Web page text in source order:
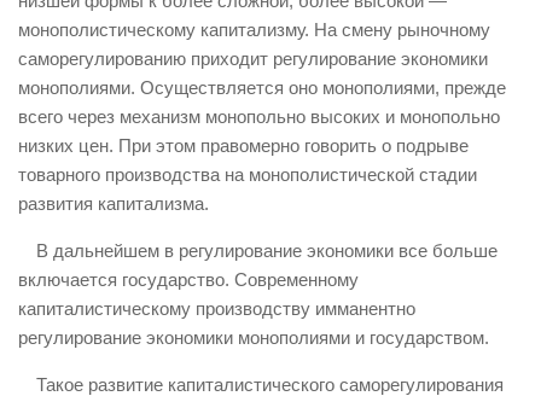
монополистическому капитализму. На смену рыночному
саморегулированию приходит регулирование экономики
монополиями. Осуществляется оно монополиями, прежде
всего через механизм монопольно высоких и монопольно
низких цен. При этом правомерно говорить о подрыве
товарного производства на монополистической стадии
развития капитализма.
В дальнейшем в регулирование экономики все больше
включается государство. Современному
капиталистическому производству имманентно
регулирование экономики монополиями и государством.
Такое развитие капиталистического саморегулирования